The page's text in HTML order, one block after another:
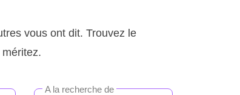
vous ont dit. Trouvez le
A la recherche de